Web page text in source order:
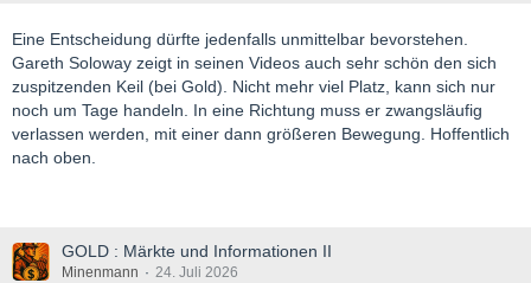
Eine Entscheidung dürfte jedenfalls unmittelbar bevorstehen.
Gareth Soloway zeigt in seinen Videos auch sehr schön den sich
zuspitzenden Keil (bei Gold). Nicht mehr viel Platz, kann sich nur
noch um Tage handeln. In eine Richtung muss er zwangsläufig
verlassen werden, mit einer dann größeren Bewegung. Hoffentlich
nach oben.
GOLD : Märkte und Informationen II
Minenmann 24. Juli 2026